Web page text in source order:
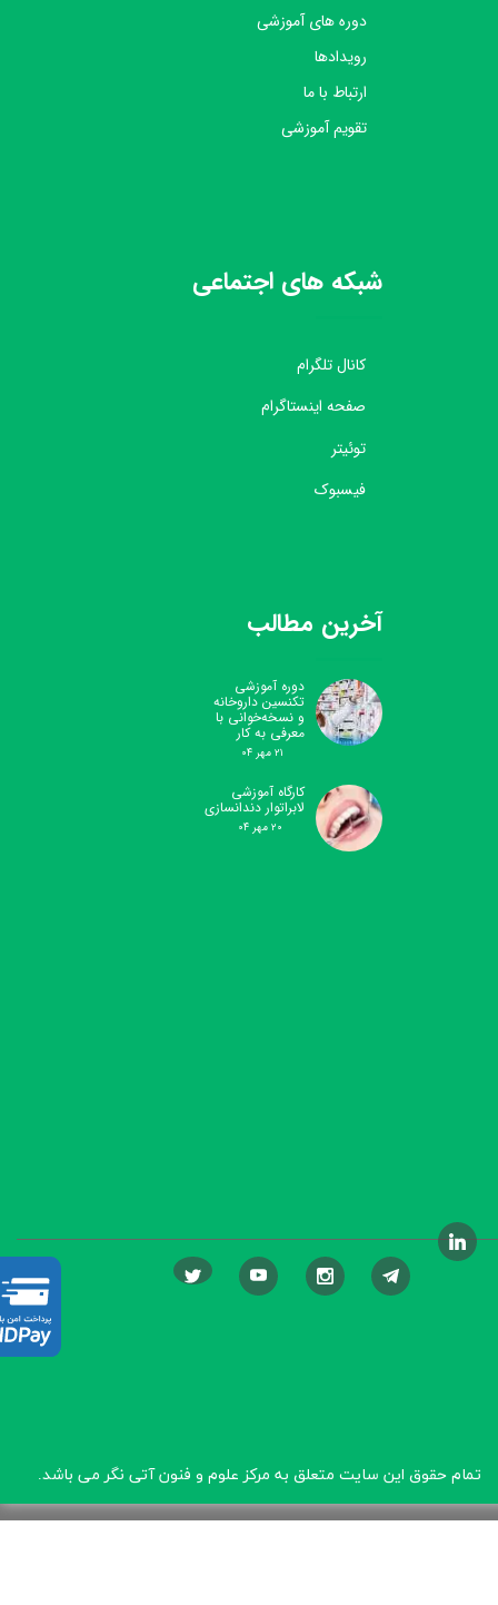
دوره های آموزشی
رویدادها
ارتباط با ما
تقویم آموزشی
آخرین مطالب
دوره آموزشی
تکنسین داروخانه
و نسخه‌خوانی با
معرفی به کار
۲۱ مهر ۰۴
کارگاه آموزشی
لابراتوار دندانسازی
۲۰ مهر ۰۴
شبکه های اجتماعی
کانال تلگرام
صفحه اینستاگرام
توئیتر
فیسبوک
تمام حقوق این سایت متعلق به مرکز علوم و فنون آتی نگر می باشد.